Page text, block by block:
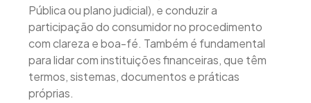
Pública ou plano judicial), e conduzir a
participação do consumidor no procedimento
com clareza e boa-fé. Também é fundamental
para lidar com instituições financeiras, que têm
termos, sistemas, documentos e práticas
próprias.